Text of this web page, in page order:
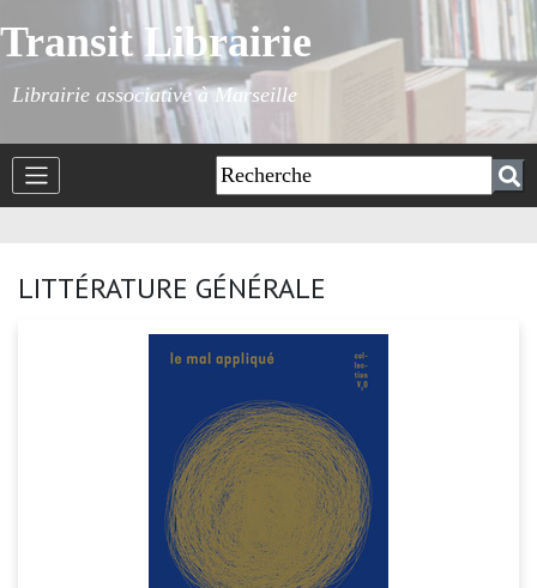
Transit Librairie
Librairie associative à Marseille
LITTÉRATURE GÉNÉRALE